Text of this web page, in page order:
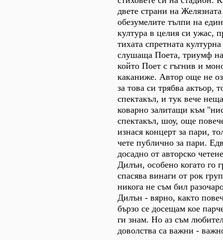
двете страни на Желязната
обезумелите тълпи на
култура в целия си ужас,
тихата спретната
слушаща Поета, триумф на
който Поет с гъгнив и
каканиже. Автор още не
за това си трябва актьор,
спектакъл, и тук вече
коварно залитащи към
спектакъл, шоу, още
изнася концерт за пари,
чете публично за пари.
досадно от авторско
Дилън, особено когато го
спасява винаги от рок
никога не съм бил
Дилън - вярно, както
бързо се досещам кое
ги знам. Но аз съм
доволства са важни -